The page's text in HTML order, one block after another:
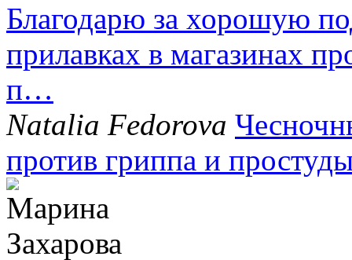
Благодарю за хорошую
прилавках в магазинах
п…
Natalia Fedorova
против гриппа и